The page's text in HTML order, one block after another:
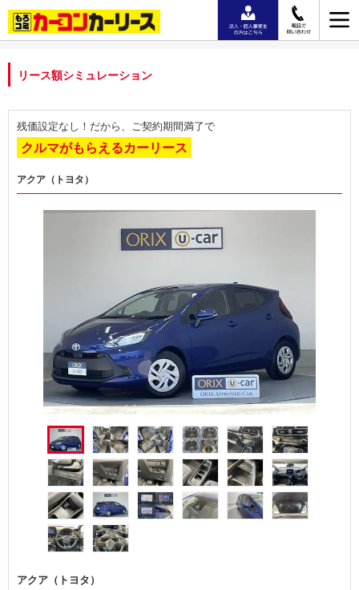
リース額シミュレーション
残価設定なし！だから、ご契約期間満了で
クルマがもらえるカーリース
アクア（トヨタ）
アクア（トヨタ）